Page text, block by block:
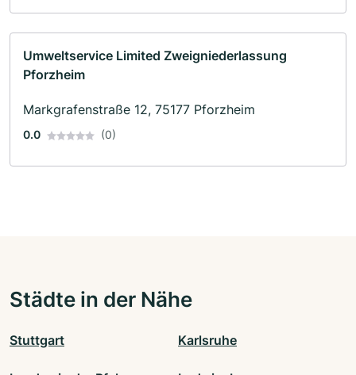
Umweltservice Limited Zweigniederlassung
Pforzheim
Markgrafenstraße 12, 75177 Pforzheim
0.0 (0)
Städte in der Nähe
Stuttgart Karlsruhe